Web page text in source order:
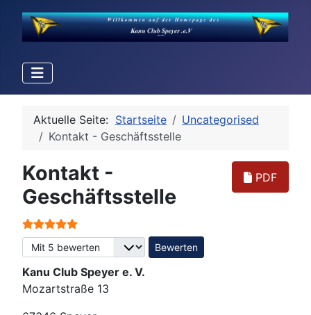
Aktuelle Seite: Startseite
Uncategorised
Kontakt - Geschäftsstelle
PDF
Kontakt -
Geschäftsstelle
Bewertung:
Bitte bewerten
Kanu Club Speyer e. V.
Mozartstraße 13